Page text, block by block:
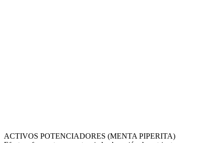
ACTIVOS POTENCIADORES (MENTA PIPERITA)